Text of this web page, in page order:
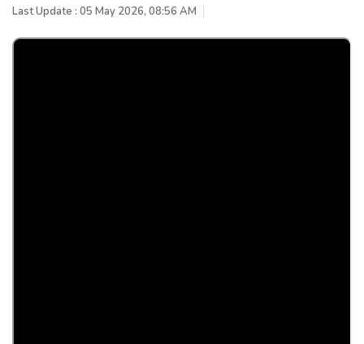
Last Update : 05 May 2026, 08:56 AM